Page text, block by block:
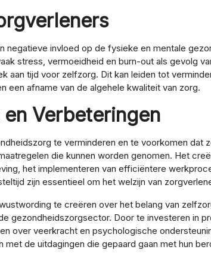
negatieve invloed op de fysieke en mentale
stress, vermoeidheid en burn-out als gevolg
aan tijd voor zelfzorg. Dit kan leiden tot
een afname van de algehele kwaliteit van zorg.
Verbeteringen
te verminderen en te voorkomen dat
die kunnen worden genomen. Het
het implementeren van efficiëntere
zijn essentieel om het welzijn van
te creëren over het belang van
gezondheidszorgsector. Door te investeren in
over veerkracht en psychologische
met de uitdagingen die gepaard gaan met hun